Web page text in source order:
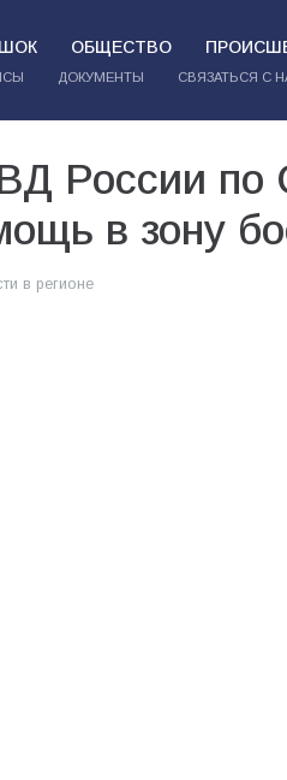
ШОК ОБЩЕСТВО
ДОКУМЕНТЫ СВЯЗАТЬСЯ С
России
в зону
в регионе